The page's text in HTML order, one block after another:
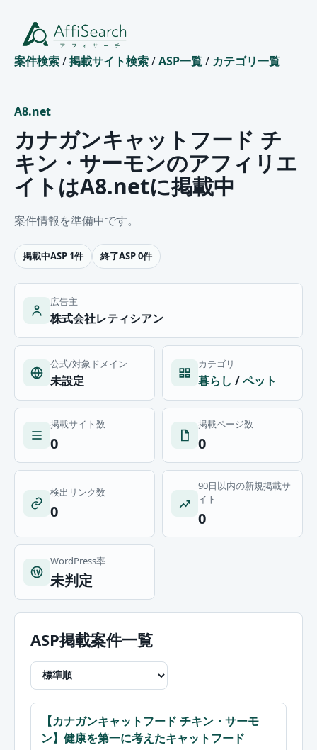
案件検索/掲載サイト検索/ASP一覧/ カテゴリ一覧
A8.net
カナガンキャットフード チ
キン・サーモンのアフィリエ
イトはA8.netに掲載中
案件情報を準備中です。
掲載中ASP 1件 終了ASP 0件
広告主
株式会社レティシアン
公式/対象ドメイン
未設定
カテゴリ
暮らし /ペット
掲載サイト数
0
掲載ページ数
0
検出リンク数
0
90日以内の新規掲載サ
イト
0
WordPress率
未判定
ASP掲載案件一覧
【カナガンキャットフード チキン・サーモ
ン】健康を第一に考えたキャットフード